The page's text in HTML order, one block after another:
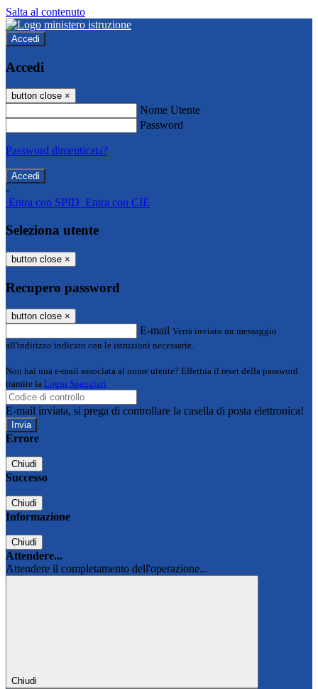
Salta al contenuto
Accedi
Accedi
button close ×
Nome Utente
Password
Password dimenticata?
-
Entra con SPID Entra con CIE
Seleziona utente
button close ×
Recupero password
button close ×
E-mail Verrà inviato un messaggio
all'indirizzo indicato con le istruzioni necessarie.
Non hai una e-mail associata al nome utente? Effettua il reset della password
tramite la Login Spaggiari
E-mail inviata, si prega di controllare la casella di posta elettronica!
Errore
Chiudi
Successo
Chiudi
Informazione
Chiudi
Attendere...
Attendere il completamento dell'operazione...
Chiudi